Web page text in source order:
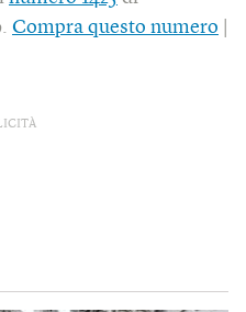
Compra questo numero